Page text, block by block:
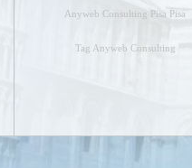
Anyweb Consulting Pisa Pisa
Tag Anyweb Consulting